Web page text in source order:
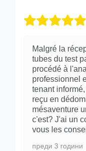
Malgré la
tubes du test
procédé à
professionnel
tenant
reçu en
mésaventure
c'est? J'ai un
vous les
преди 3 години